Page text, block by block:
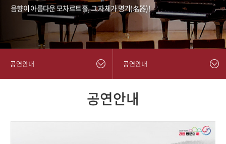
음향이 아름다운 모차르트홀, 그 자체가 명기(名器)!
공연안내 공연안내
공연안내